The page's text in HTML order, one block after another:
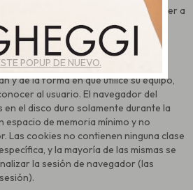
descarga en su ordenador al acceder a
Smartphone, tablet o dispositivo
a una página web, entre otras
información sobre los hábitos de
de su equipo y, dependiendo de la
y de la forma en que utilice su equipo,
al usuario. El navegador del
el disco duro solamente durante la
espacio de memoria mínimo y no
Las cookies no contienen ninguna clase
y la mayoría de las mismas se
la sesión de navegador (las
POPUP DE NUEVO.